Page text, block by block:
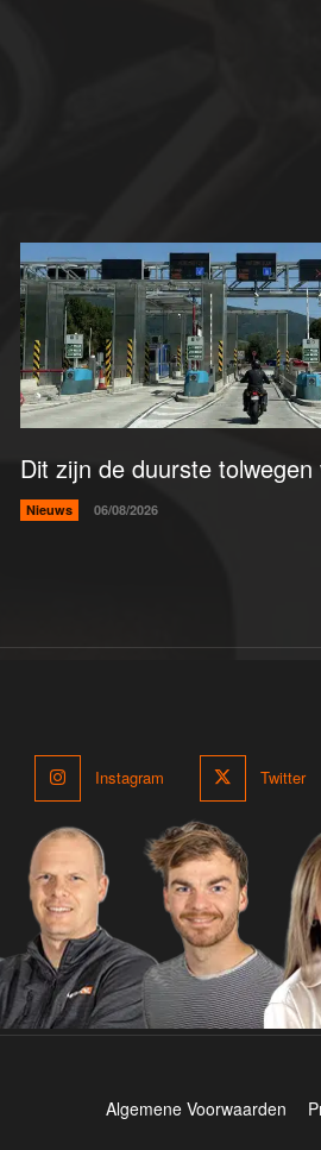
Dit zijn de duurste
Nieuws 06/08/2026
Instagram Twitter
Algemene Voorwaarden